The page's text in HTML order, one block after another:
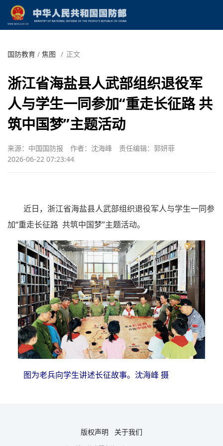
国防教育 / 焦图 / 正文
浙江省海盐县人武部组织退役军
人与学生一同参加“重走长征路 共
筑中国梦”主题活动
来源：中国国防报 作者：沈海峰
责任编辑：郭妍菲
2026-06-22 07:23:44
近日，浙江省海盐县人武部组织退役军人与学生一同参
加“重走长征路 共筑中国梦”主题活动。
图为老兵向学生讲述长征故事。沈海峰 摄
版权声明 关于我们